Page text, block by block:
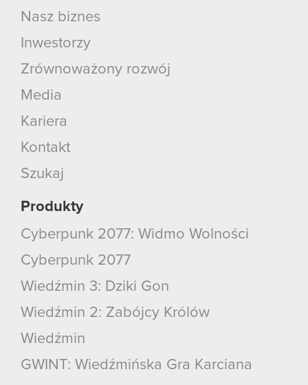
Nasz biznes
Inwestorzy
Zrównoważony rozwój
Media
Kariera
Kontakt
Szukaj
Produkty
Cyberpunk 2077: Widmo Wolności
Cyberpunk 2077
Wiedźmin 3: Dziki Gon
Wiedźmin 2: Zabójcy Królów
Wiedźmin
GWINT: Wiedźmińska Gra Karciana